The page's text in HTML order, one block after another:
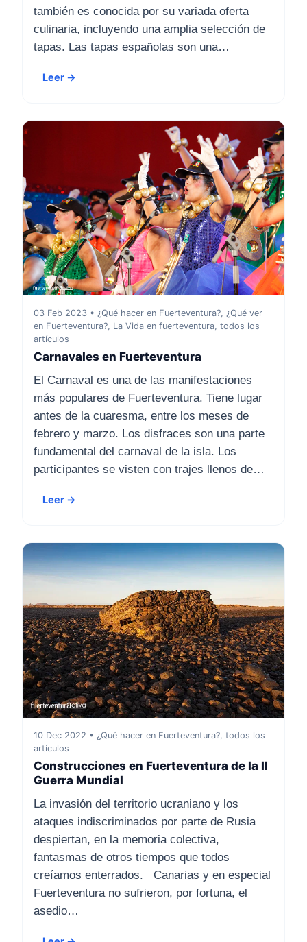
también es conocida por su variada oferta
culinaria, incluyendo una amplia selección de
tapas. Las tapas españolas son una…
Leer →
03 Feb 2023 • ¿Qué hacer en Fuerteventura?, ¿Qué ver
en Fuerteventura?, La Vida en fuerteventura, todos los
artículos
Carnavales en Fuerteventura
El Carnaval es una de las manifestaciones
más populares de Fuerteventura. Tiene lugar
antes de la cuaresma, entre los meses de
febrero y marzo. Los disfraces son una parte
fundamental del carnaval de la isla. Los
participantes se visten con trajes llenos de…
Leer →
10 Dec 2022 • ¿Qué hacer en Fuerteventura?, todos los
artículos
Construcciones en Fuerteventura de la II
Guerra Mundial
La invasión del territorio ucraniano y los
ataques indiscriminados por parte de Rusia
despiertan, en la memoria colectiva,
fantasmas de otros tiempos que todos
creíamos enterrados. Canarias y en especial
Fuerteventura no sufrieron, por fortuna, el
asedio…